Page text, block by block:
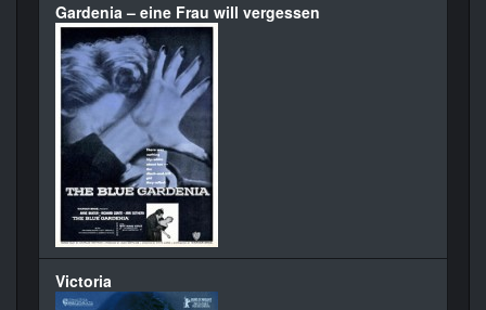
Gardenia – eine Frau will vergessen
Victoria